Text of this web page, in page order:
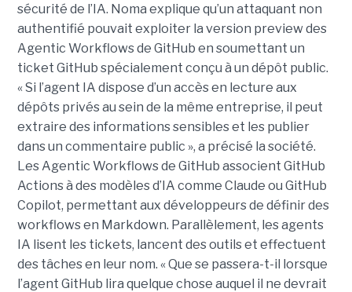
sécurité de l’IA. Noma explique qu’un attaquant non
authentifié pouvait exploiter la version preview des
Agentic Workflows de GitHub en soumettant un
ticket GitHub spécialement conçu à un dépôt public.
« Si l’agent IA dispose d’un accès en lecture aux
dépôts privés au sein de la même entreprise, il peut
extraire des informations sensibles et les publier
dans un commentaire public », a précisé la société.
Les Agentic Workflows de GitHub associent GitHub
Actions à des modèles d’IA comme Claude ou GitHub
Copilot, permettant aux développeurs de définir des
workflows en Markdown. Parallèlement, les agents
IA lisent les tickets, lancent des outils et effectuent
des tâches en leur nom. « Que se passera-t-il lorsque
l’agent GitHub lira quelque chose auquel il ne devrait